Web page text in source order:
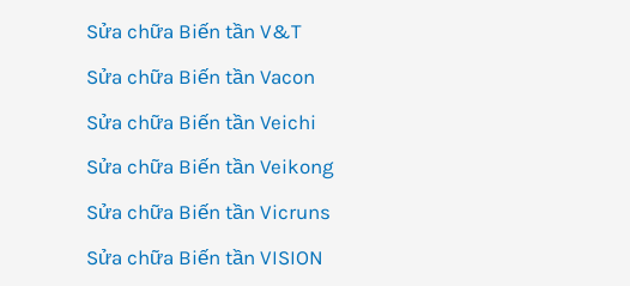
Sửa chữa Biến tần V&T
Sửa chữa Biến tần Vacon
Sửa chữa Biến tần Veichi
Sửa chữa Biến tần Veikong
Sửa chữa Biến tần Vicruns
Sửa chữa Biến tần VISION